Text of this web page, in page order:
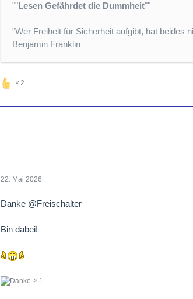
""Lesen Gefährdet die Dummheit""
"Wer Freiheit für Sicherheit aufgibt, hat beides
Benjamin Franklin
2
22. Mai 2026
Danke @Freischalter
Bin dabei!
1